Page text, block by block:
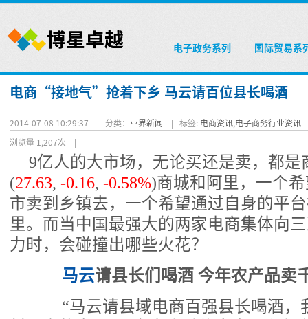
电子政务系列 国际贸易系
电商“接地气”抢着下乡 马云请百位县长喝酒
2014-07-08 10:29:37 | 分类： 业界新闻 | 标签: 电商资讯,电子商务行业资讯
浏览量 1,207次 |
9亿人的大市场，无论买还是卖，都
(27.63, -0.16, -0.58%)商城和阿里，一个
市卖到乡镇去，一个希望通过自身的平
里。而当中国最强大的两家电商集体向
力时，会碰撞出哪些火花？
马云请县长们喝酒 今年农产品卖
“马云请县域电商百强县长喝酒，